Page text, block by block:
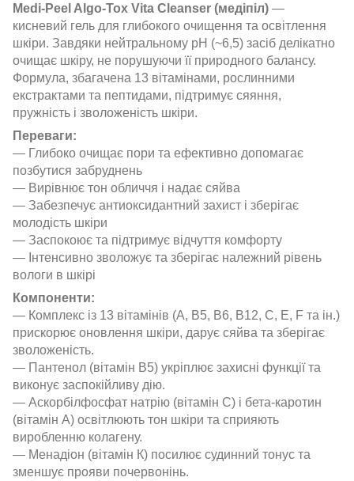
Medi-Peel Algo-Tox Vita Cleanser (медіпіл) —
кисневий гель для глибокого очищення та освітлення
шкіри. Завдяки нейтральному pH (~6,5) засіб делікатно
очищає шкіру, не порушуючи її природного балансу.
Формула, збагачена 13 вітамінами, рослинними
екстрактами та пептидами, підтримує сяяння,
пружність і зволоженість шкіри.
Переваги:
— Глибоко очищає пори та ефективно допомагає
позбутися забруднень
— Вирівнює тон обличчя і надає сяйва
— Забезпечує антиоксидантний захист і зберігає
молодість шкіри
— Заспокоює та підтримує відчуття комфорту
— Інтенсивно зволожує та зберігає належний рівень
вологи в шкірі
Компоненти:
— Комплекс із 13 вітамінів (А, B5, B6, B12, C, E, F та ін.)
прискорює оновлення шкіри, дарує сяйва та зберігає
зволоженість.
— Пантенол (вітамін В5) укріплює захисні функції та
виконує заспокійливу дію.
— Аскорбілфосфат натрію (вітамін С) і бета-каротин
(вітамін А) освітлюють тон шкіри та сприяють
виробленню колагену.
— Менадіон (вітамін К) посилює судинний тонус та
зменшує прояви почервонінь.